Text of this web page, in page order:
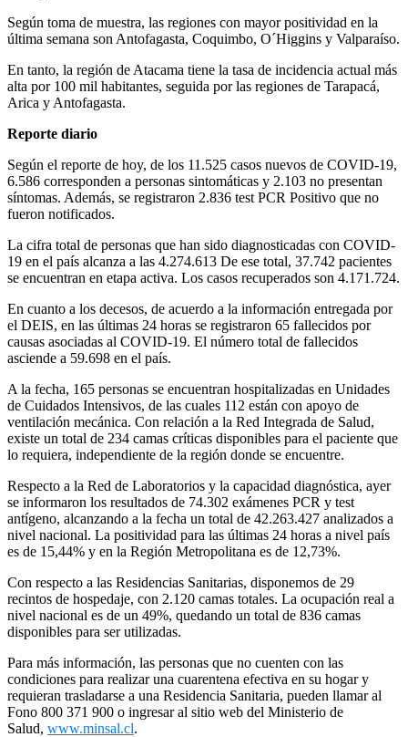
Según toma de muestra, las regiones con mayor positividad en la
última semana son Antofagasta, Coquimbo, O´Higgins y Valparaíso.
En tanto, la región de Atacama tiene la tasa de incidencia actual más
alta por 100 mil habitantes, seguida por las regiones de Tarapacá,
Arica y Antofagasta.
Reporte diario
Según el reporte de hoy, de los 11.525 casos nuevos de COVID-19,
6.586 corresponden a personas sintomáticas y 2.103 no presentan
síntomas. Además, se registraron 2.836 test PCR Positivo que no
fueron notificados.
La cifra total de personas que han sido diagnosticadas con COVID-
19 en el país alcanza a las 4.274.613 De ese total, 37.742 pacientes
se encuentran en etapa activa. Los casos recuperados son 4.171.724.
En cuanto a los decesos, de acuerdo a la información entregada por
el DEIS, en las últimas 24 horas se registraron 65 fallecidos por
causas asociadas al COVID-19. El número total de fallecidos
asciende a 59.698 en el país.
A la fecha, 165 personas se encuentran hospitalizadas en Unidades
de Cuidados Intensivos, de las cuales 112 están con apoyo de
ventilación mecánica. Con relación a la Red Integrada de Salud,
existe un total de 234 camas críticas disponibles para el paciente que
lo requiera, independiente de la región donde se encuentre.
Respecto a la Red de Laboratorios y la capacidad diagnóstica, ayer
se informaron los resultados de 74.302 exámenes PCR y test
antígeno, alcanzando a la fecha un total de 42.263.427 analizados a
nivel nacional. La positividad para las últimas 24 horas a nivel país
es de 15,44% y en la Región Metropolitana es de 12,73%.
Con respecto a las Residencias Sanitarias, disponemos de 29
recintos de hospedaje, con 2.120 camas totales. La ocupación real a
nivel nacional es de un 49%, quedando un total de 836 camas
disponibles para ser utilizadas.
Para más información, las personas que no cuenten con las
condiciones para realizar una cuarentena efectiva en su hogar y
requieran trasladarse a una Residencia Sanitaria, pueden llamar al
Fono 800 371 900 o ingresar al sitio web del Ministerio de
Salud, www.minsal.cl.